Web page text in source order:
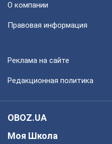
О компании
Правовая информация
Реклама на сайте
Редакционная политика
OBOZ.UA
Моя Школа